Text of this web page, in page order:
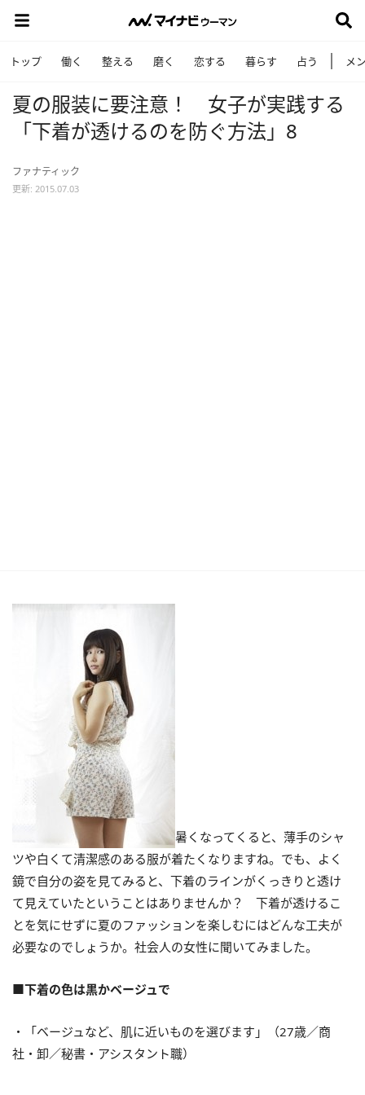
トップ 働く 整える 磨く 恋する 暮らす 占う メ
夏の服装に要注意！ 女子が実践する
「下着が透けるのを防ぐ方法」8
ファナティック
更新: 2015.07.03
暑くなってくると、薄手のシャ
ツや白くて清潔感のある服が着たくなりますね。でも、よく
鏡で自分の姿を見てみると、下着のラインがくっきりと透け
て見えていたということはありませんか？ 下着が透けるこ
とを気にせずに夏のファッションを楽しむにはどんな工夫が
必要なのでしょうか。社会人の女性に聞いてみました。
■下着の色は黒かベージュで
・「ベージュなど、肌に近いものを選びます」（27歳／商
社・卸／秘書・アシスタント職）